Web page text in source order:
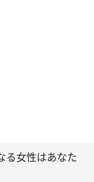
る女性はあなた